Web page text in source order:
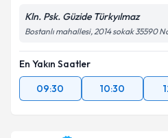
Kln. Psk. Güzide Türkyılmaz
Bostanlı mahallesi, 2014 sokak 35590
En Yakın Saatler
09:30
10:30